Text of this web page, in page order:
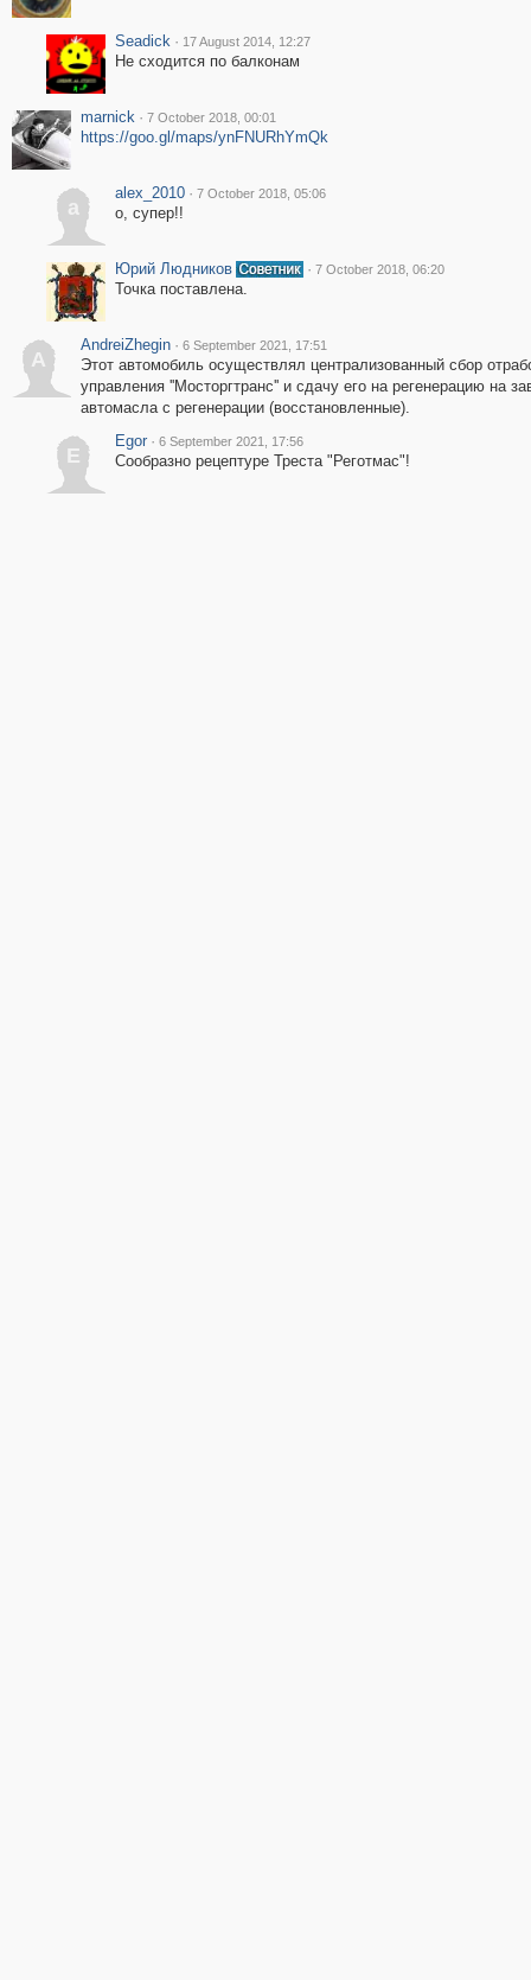
Seadick · 17 August 2014, 12:27
Не сходится по балконам
marnick · 7 October 2018, 00:01
https://goo.gl/maps/ynFNURhYmQk
a
alex_2010 · 7 October 2018, 05:06
о, супер!!
Юрий Людников · 7 October 2018, 06:20
Точка поставлена.
A
AndreiZhegin · 6 September 2021, 17:51
Этот автомобиль осуществлял централизованный сбор
управления ''Мосторгтранс'' и сдачу его на регенерацию на
автомасла с регенерации (восстановленные).
E
Egor · 6 September 2021, 17:56
Сообразно рецептуре Треста "Реготмас"!